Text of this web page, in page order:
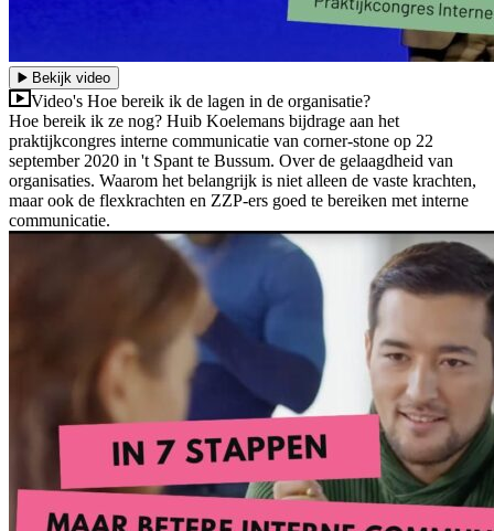
Bekijk video
Video's Hoe bereik ik de lagen in de organisatie?
Hoe bereik ik ze nog? Huib Koelemans bijdrage aan het
praktijkcongres interne communicatie van corner-stone op 22
september 2020 in 't Spant te Bussum. Over de gelaagdheid van
organisaties. Waarom het belangrijk is niet alleen de vaste krachten,
maar ook de flexkrachten en ZZP-ers goed te bereiken met interne
communicatie.